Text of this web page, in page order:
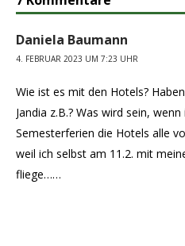
Daniela Baumann
4. FEBRUAR 2023 UM 7:23 UHR
Wie ist es mit den Hotels?
Jandia z.B.? Was wird sein,
Semesterferien die Hotels alle
weil ich selbst am 11.2. mit
fliege……